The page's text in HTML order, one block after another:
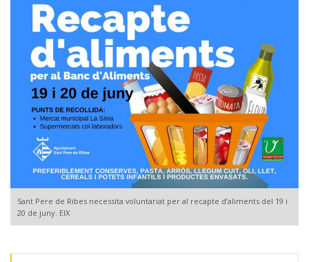
Sant Pere de Ribes necessita voluntariat per al recapte d’aliments del 19 i
20 de juny. EIX